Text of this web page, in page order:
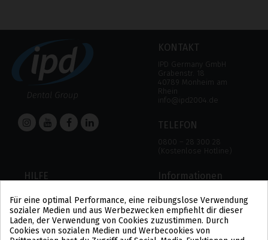
KONTAKT
IPD Germany GmbH
Grabenstr. 18
40789 Monheim am
Rhein
info@ipd2004.de
TELEFON
0800 – 28 300 28
(Kostenlose Hotline)
HILFE
HILFE
ZAHLUNGSMODALITÄTEN
VERSAND UND RÜCKGABE
Informationen
RECHTLICHER HINWEIS
DATENSCHUTZBESTIMMUNGEN
COOKIE-POLITIK
ALLGEMEINE
GESCHÄFTSBEDINGUNGEN
Für eine optimal Performance, eine reibungslose Verwendung
sozialer Medien und aus Werbezwecken empfiehlt dir dieser
Laden, der Verwendung von Cookies zuzustimmen. Durch
Cookies von sozialen Medien und Werbecookies von